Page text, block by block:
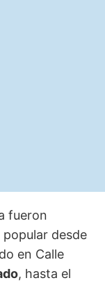
fueron
desde
en Calle
, hasta el